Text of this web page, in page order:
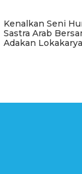
Kenalkan Seni
Sastra Arab
Adakan